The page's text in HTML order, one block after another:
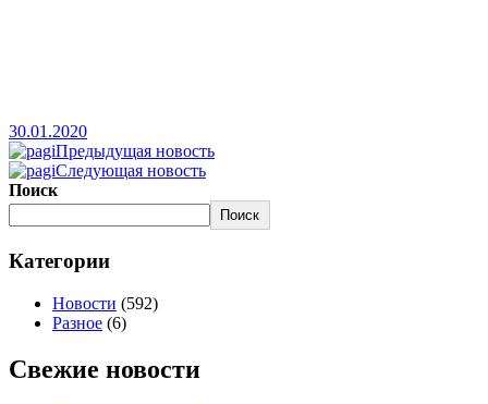
30.01.2020
Предыдущая новость
Следующая новость
Поиск
Поиск
Категории
Новости (592)
Разное (6)
Свежие новости